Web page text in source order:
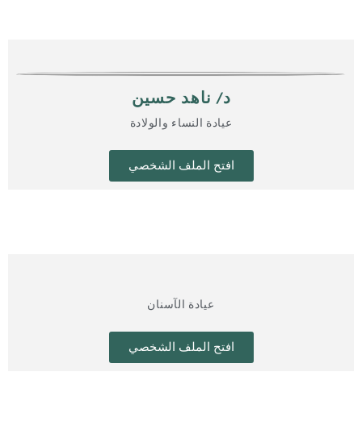
د/ ناهد حسين
عيادة النساء والولادة
افتح الملف الشخصي
عيادة الآسنان
افتح الملف الشخصي